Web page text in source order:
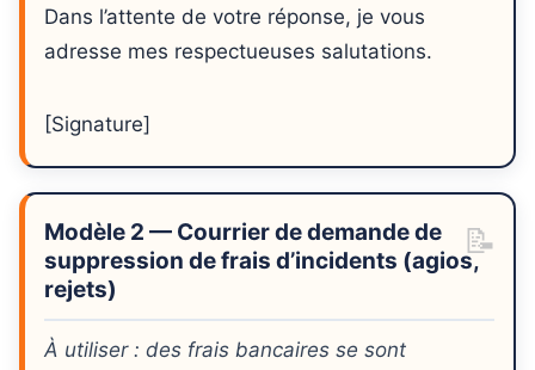
Dans l’attente de votre réponse, je vous
adresse mes respectueuses salutations.
[Signature]
Modèle 2 — Courrier de demande de
suppression de frais d’incidents (agios,
rejets)
À utiliser : des frais bancaires se sont